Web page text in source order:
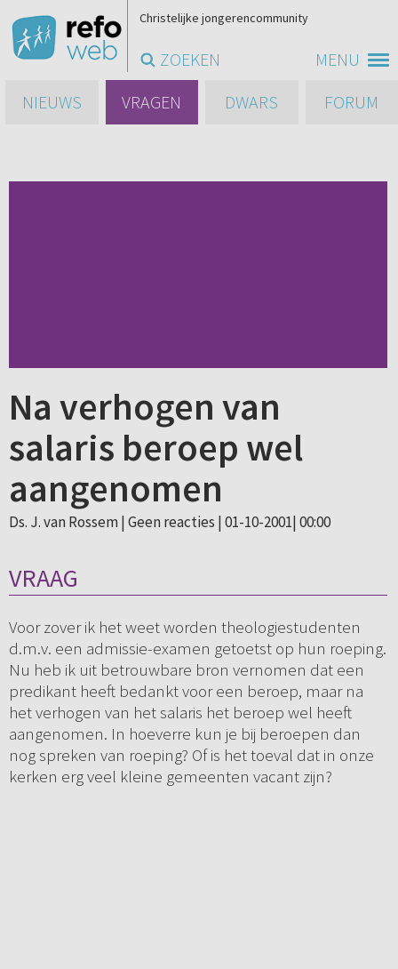
MENU
Christelijke jongerencommunity
ZOEKEN
NIEUWS
VRAGEN DWARS FORUM
Na verhogen van
salaris beroep wel
aangenomen
Ds. J. van Rossem | Geen reacties | 01-10-2001| 00:00
VRAAG
Voor zover ik het weet worden theologiestudenten
d.m.v. een admissie-examen getoetst op hun roeping.
Nu heb ik uit betrouwbare bron vernomen dat een
predikant heeft bedankt voor een beroep, maar na
het verhogen van het salaris het beroep wel heeft
aangenomen. In hoeverre kun je bij beroepen dan
nog spreken van roeping? Of is het toeval dat in onze
kerken erg veel kleine gemeenten vacant zijn?